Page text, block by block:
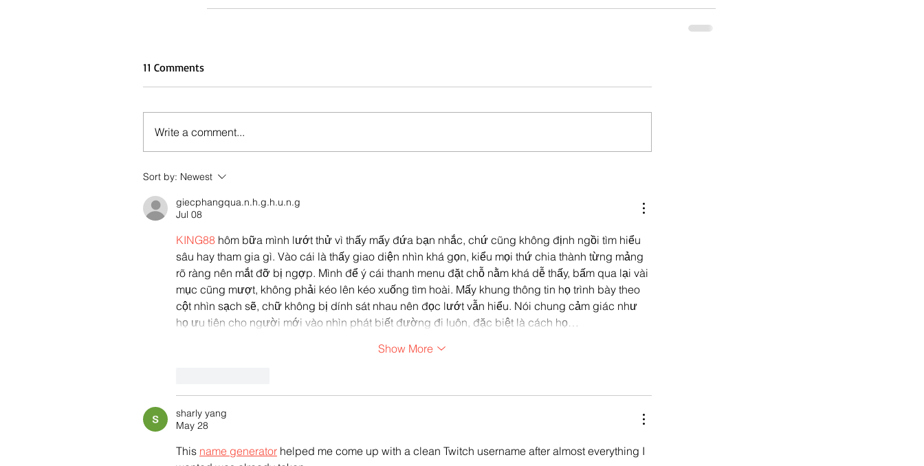
11 Comments
Write a comment...
Sort by: Newest
giecphangqua.n.h.g.h.u.n.g
Jul 08
KING88 hôm bữa mình lướt thử vì thấy mấy đứa bạn nhắc, chứ cũng không định ngồi tìm hiểu
sâu hay tham gia gì. Vào cái là thấy giao diện nhìn khá gọn, kiểu mọi thứ chia thành từng mảng
rõ ràng nên mắt đỡ bị ngợp. Mình để ý cái thanh menu đặt chỗ nằm khá dễ thấy, bấm qua lại vài
mục cũng mượt, không phải kéo lên kéo xuống tìm hoài. Mấy khung thông tin họ trình bày theo
cột nhìn sạch sẽ, chữ không bị dính sát nhau nên đọc lướt vẫn hiểu. Nói chung cảm giác như
họ ưu tiên cho người mới vào nhìn phát biết đường đi luôn, đặc biệt là cách họ…
Show More
sharly yang
May 28
This name generator helped me come up with a clean Twitch username after almost everything I